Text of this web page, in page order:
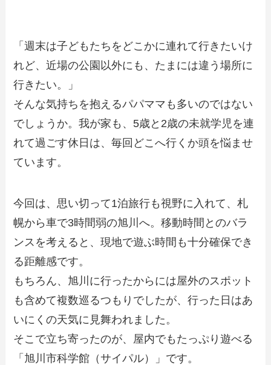
「週末は子どもたちをどこかに連れて行きたいけ
れど、近場の公園以外にも、たまには違う場所に
行きたい。」
そんな気持ちを抱えるパパママも多いのではない
でしょうか。我が家も、5歳と2歳の未就学児を連
れて過ごす休日は、毎回どこへ行くか頭を悩ませ
ています。
今回は、思い切って1泊旅行も視野に入れて、札
幌から車で3時間弱の旭川へ。移動時間とのバラ
ンスを考えると、現地で遊ぶ時間も十分確保でき
る距離感です。
もちろん、旭川に行ったからには屋外のスポット
も含めて複数巡るつもりでしたが、行った日はあ
いにくの天気に見舞われました。
そこで立ち寄ったのが、屋内でもたっぷり遊べる
「旭川市科学館（サイパル）」です。